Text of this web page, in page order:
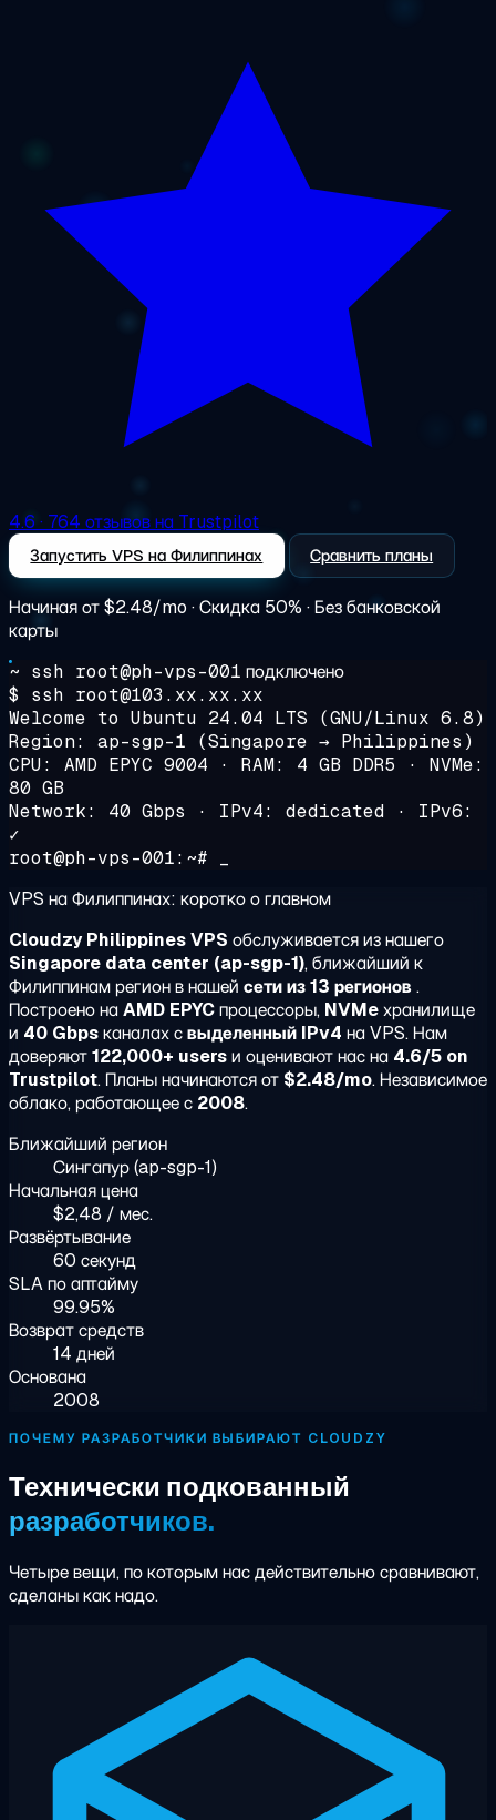
4.6 · 764 отзывов на Trustpilot
Запустить VPS на Филиппинах Сравнить планы
Начиная от$2.48/mo · Скидка 50% · Без банковской
карты
~ ssh root@ph-vps-001 подключено
$ ssh root@103.xx.xx.xx
Welcome to Ubuntu 24.04 LTS (GNU/Linux 6.8)
Region: ap-sgp-1 (Singapore → Philippines)
CPU: AMD EPYC 9004 · RAM: 4 GB DDR5 · NVMe:
80 GB
Network: 40 Gbps · IPv4: dedicated · IPv6:
✓
root@ph-vps-001:~# _
VPS на Филиппинах: коротко о главном
Cloudzy Philippines VPS обслуживается из нашего
Singapore data center (ap-sgp-1), ближайший к
Филиппинам регион в нашей сети из 13 регионов.
Построено наAMD EPYCпроцессоры, NVMeхранилище
и 40 Gbpsканалах свыделенный IPv4 на VPS. Нам
доверяют122,000+ usersи оценивают нас на 4.6/5 on
Trustpilot. Планы начинаются от $2.48/mo. Независимое
облако, работающее с 2008.
Ближайший регион
Сингапур (ap-sgp-1)
Начальная цена
$2,48 / мес.
Развёртывание
60 секунд
SLA по аптайму
99.95%
Возврат средств
14 дней
Основана
2008
ПОЧЕМУ РАЗРАБОТЧИКИ ВЫБИРАЮТ CLOUDZY
Технически подкованный
разработчиков.
Четыре вещи, по которым нас действительно сравнивают,
сделаны как надо.